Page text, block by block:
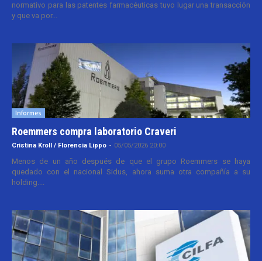
normativo para las patentes farmacéuticas tuvo lugar una transacción
y que va por...
Informes
Roemmers compra laboratorio Craveri
Cristina Kroll / Florencia Lippo - 05/05/2026 20:00
Menos de un año después de que el grupo Roemmers se haya
quedado con el nacional Sidus, ahora suma otra compañía a su
holding....